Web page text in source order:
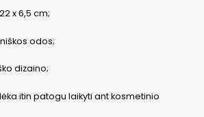
x 6,5 cm;
odos;
dizaino;
itin patogu laikyti ant kosmetinio